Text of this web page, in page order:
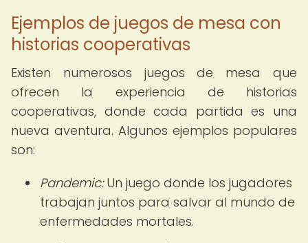
Ejemplos de juegos de mesa con
historias cooperativas
Existen numerosos juegos de mesa que
ofrecen la experiencia de historias
cooperativas, donde cada partida es una
nueva aventura. Algunos ejemplos populares
son:
Pandemic:Un juego donde los jugadores
trabajan juntos para salvar al mundo de
enfermedades mortales.